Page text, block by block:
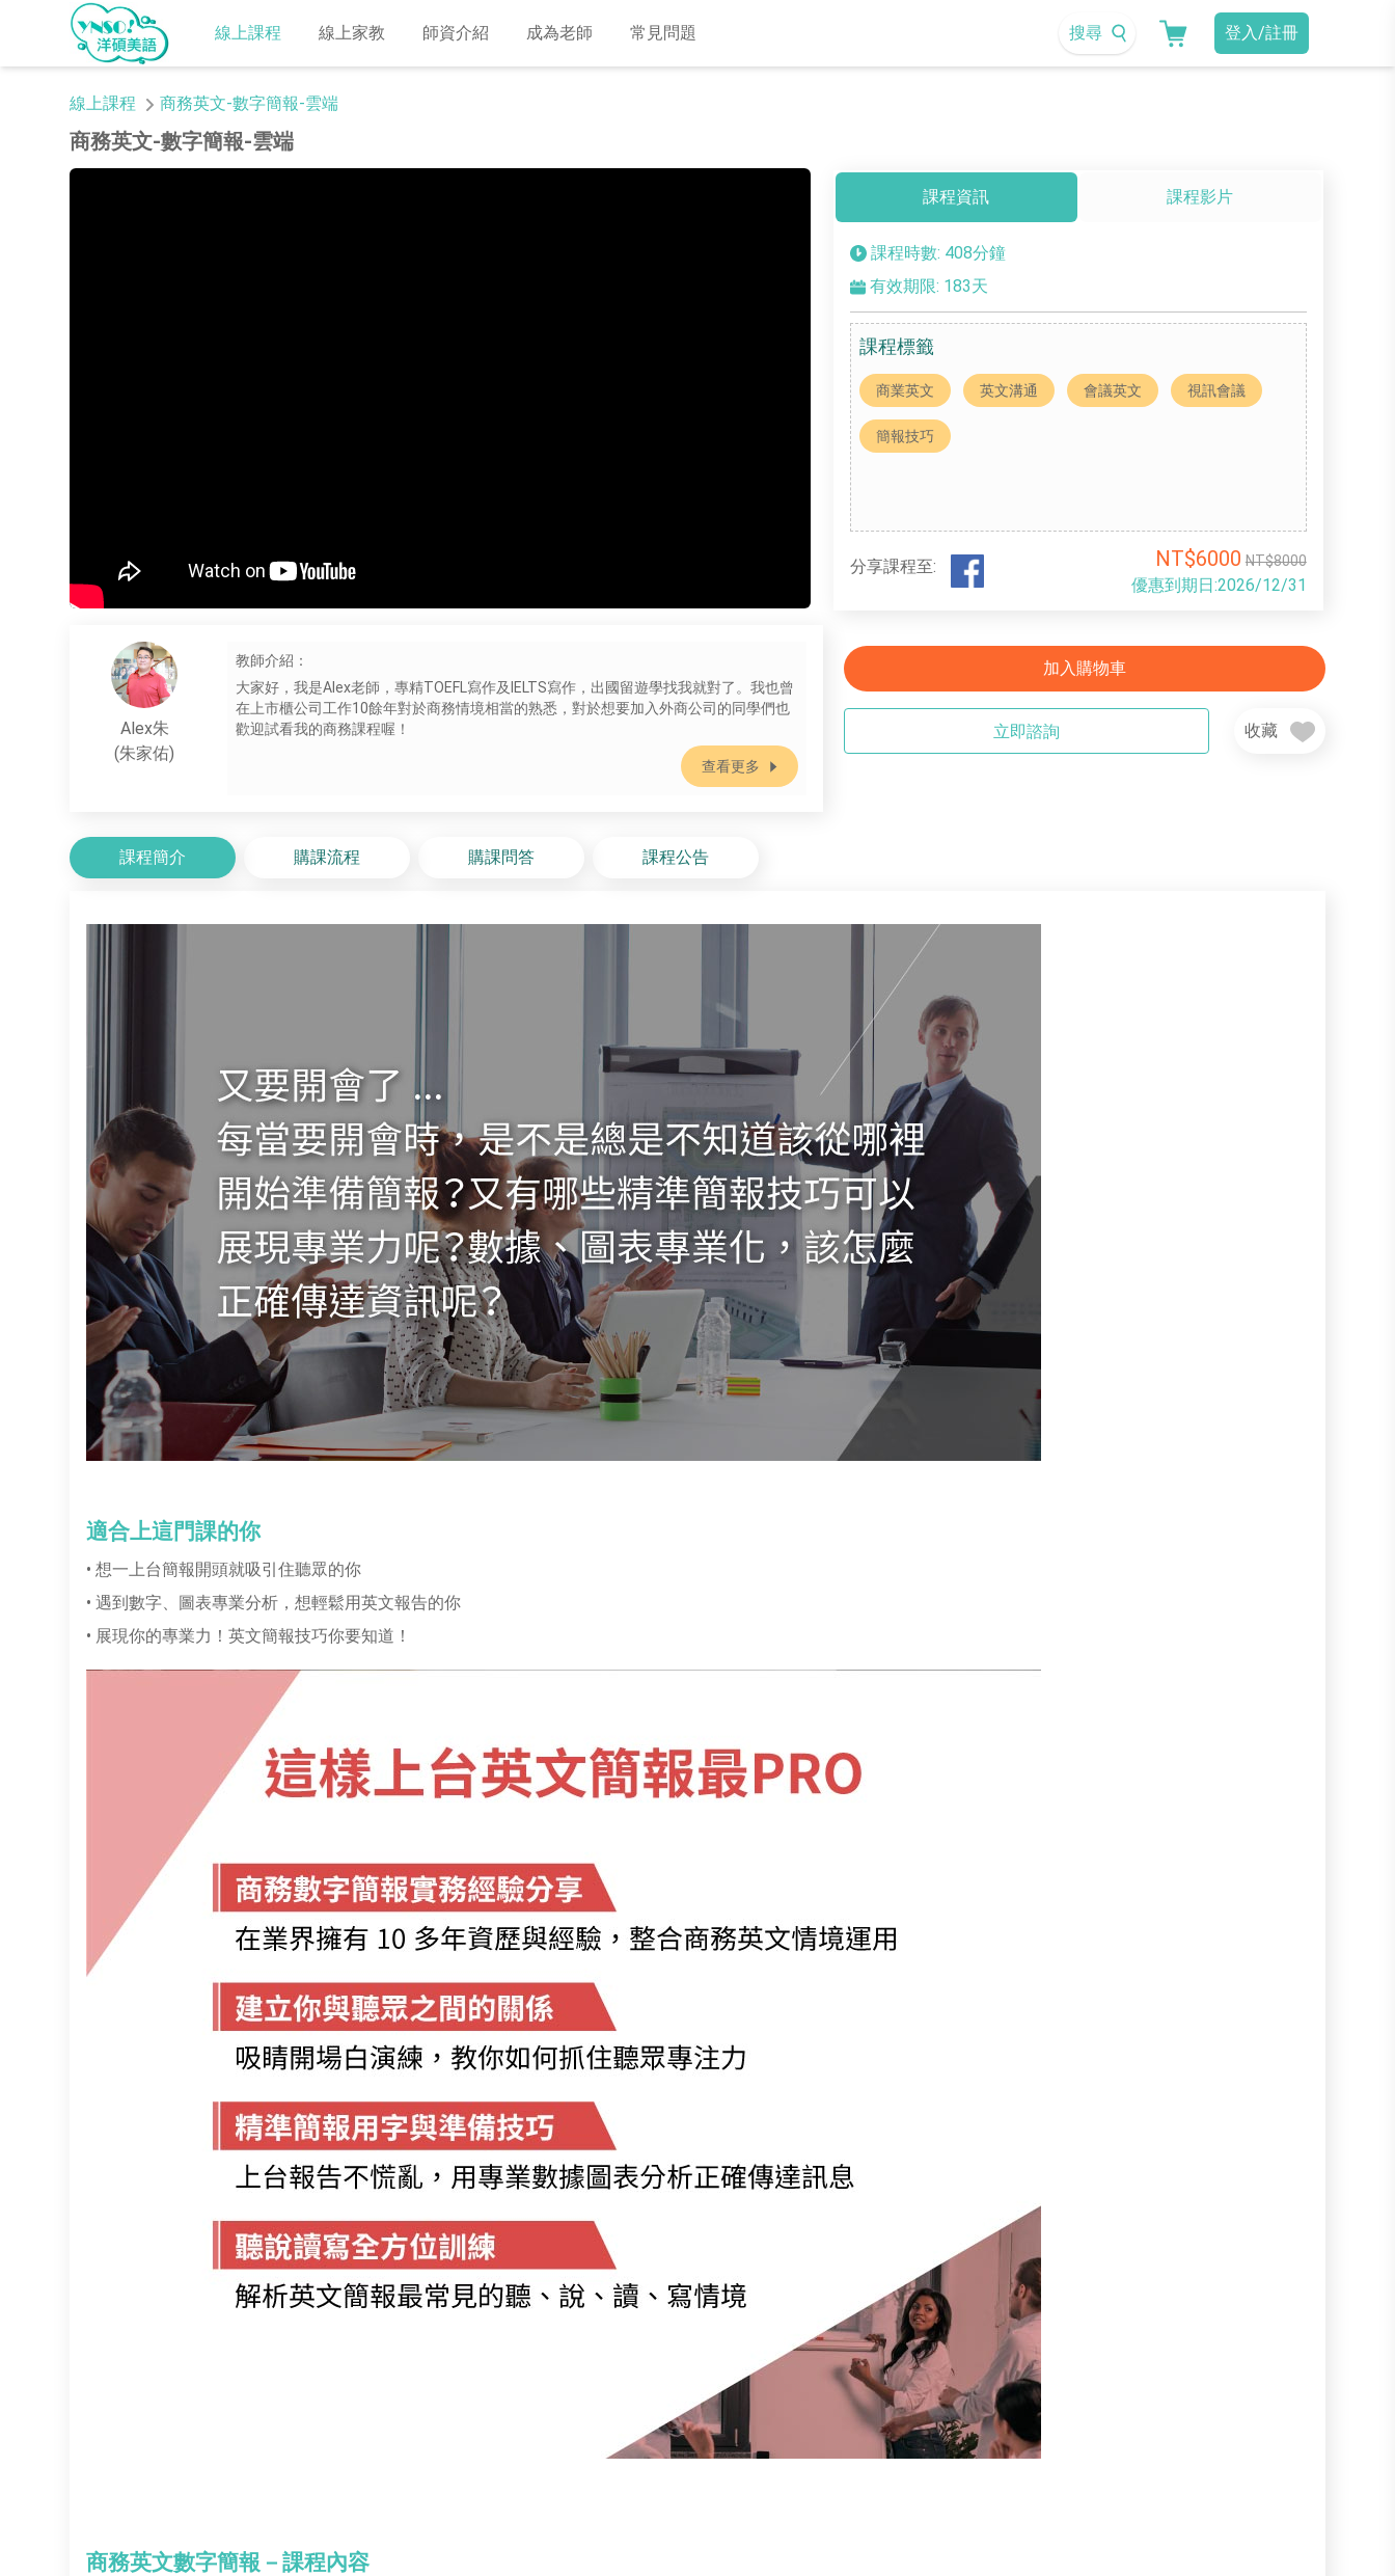
線上課程 線上家教 師資介紹 成為老師 常見問題 搜尋 登入/註冊
線上課程 商務英文-數字簡報-雲端
商務英文-數字簡報-雲端
課程資訊 課程影片
課程時數: 408分鐘
有效期限: 183天
課程標籤
商業英文 英文溝通 會議英文 視訊會議
簡報技巧
分享課程至: NT$6000 NT$8000
優惠到期日:2026/12/31
Alex朱
(朱家佑)
教師介紹：
大家好，我是Alex老師，專精TOEFL寫作及IELTS寫作，出國留遊學找我就對了。我也曾
在上市櫃公司工作10餘年對於商務情境相當的熟悉，對於想要加入外商公司的同學們也
歡迎試看我的商務課程喔！
查看更多
加入購物車
立即諮詢 收藏
課程簡介 購課流程 購課問答 課程公告
適合上這門課的你
• 想一上台簡報開頭就吸引住聽眾的你
• 遇到數字、圖表專業分析，想輕鬆用英文報告的你
• 展現你的專業力！英文簡報技巧你要知道！
商務英文數字簡報－課程內容